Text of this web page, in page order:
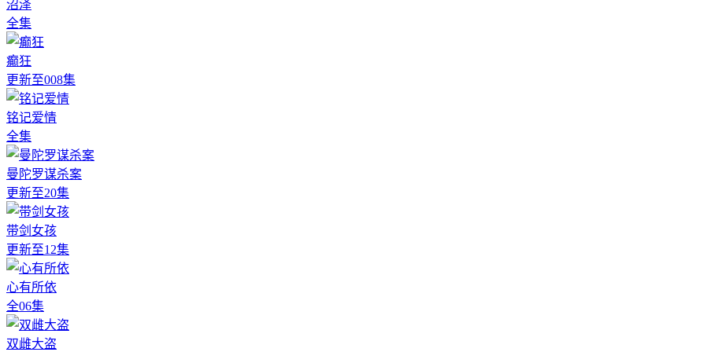
沼泽
全集
癫狂
更新至008集
铭记爱情
全集
曼陀罗谋杀案
更新至20集
带剑女孩
更新至12集
心有所依
全06集
双雌大盗